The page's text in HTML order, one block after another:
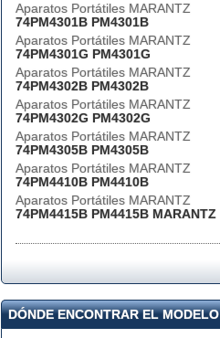
Aparatos Portátiles MARANTZ
74PM4301B PM4301B
Aparatos Portátiles MARANTZ
74PM4301G PM4301G
Aparatos Portátiles MARANTZ
74PM4302B PM4302B
Aparatos Portátiles MARANTZ
74PM4302G PM4302G
Aparatos Portátiles MARANTZ
74PM4305B PM4305B
Aparatos Portátiles MARANTZ
74PM4410B PM4410B
Aparatos Portátiles MARANTZ
74PM4415B PM4415B MARANTZ
DÓNDE ENCONTRAR EL MODELO